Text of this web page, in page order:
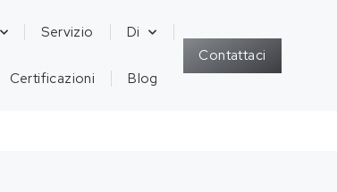
Servizio Di
Certificazioni Blog
Contattaci